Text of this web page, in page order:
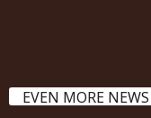
EVEN MORE NEWS